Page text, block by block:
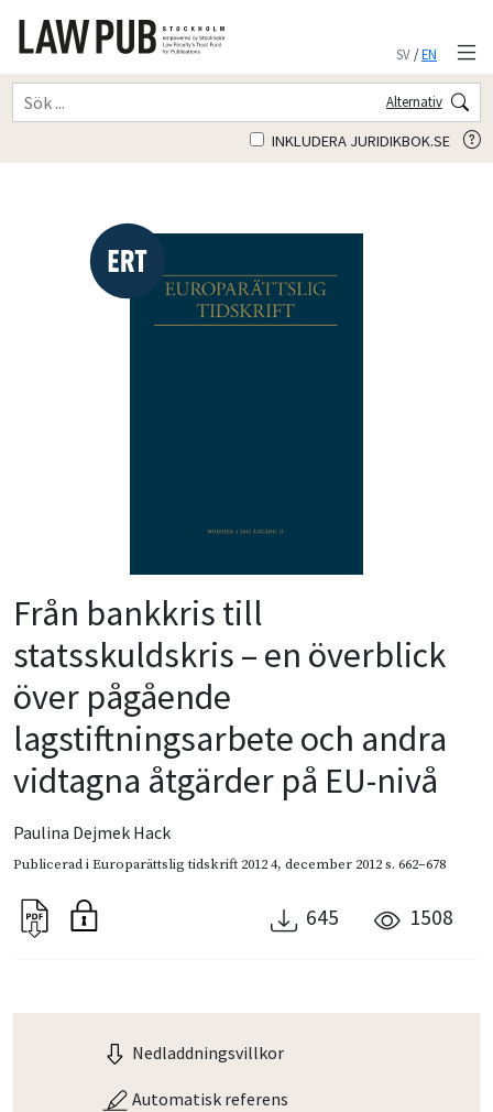
SV/EN
Alternativ
INKLUDERA JURIDIKBOK.SE
Från bankkris till
statsskuldskris – en överblick
över pågående
lagstiftningsarbete och andra
vidtagna åtgärder på EU-nivå
Paulina Dejmek Hack
Publicerad iEuroparättslig tidskrift 2012 4, december 2012s. 662–678
645 1508
Nedladdningsvillkor
Automatisk referens